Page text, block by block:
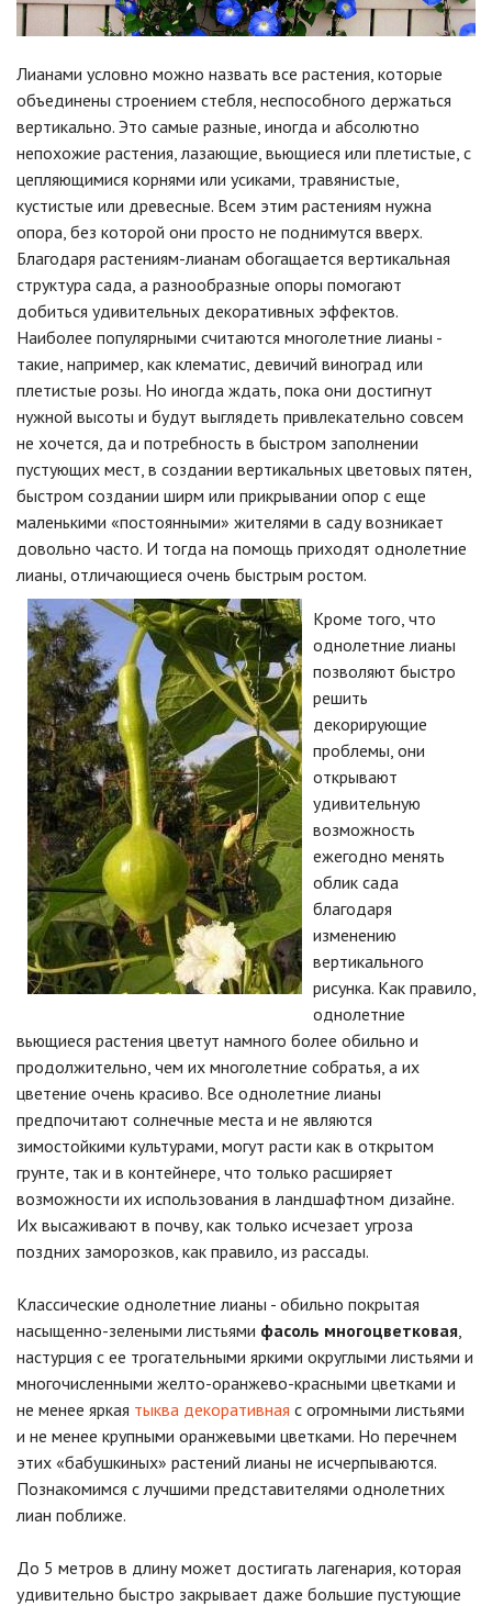
Лианами условно можно назвать все растения, которые
объединены строением стебля, неспособного держаться
вертикально. Это самые разные, иногда и абсолютно
непохожие растения, лазающие, вьющиеся или плетистые, с
цепляющимися корнями или усиками, травянистые,
кустистые или древесные. Всем этим растениям нужна
опора, без которой они просто не поднимутся вверх.
Благодаря растениям-лианам обогащается вертикальная
структура сада, а разнообразные опоры помогают
добиться удивительных декоративных эффектов.
Наиболее популярными считаются многолетние лианы -
такие, например, как клематис, девичий виноград или
плетистые розы. Но иногда ждать, пока они достигнут
нужной высоты и будут выглядеть привлекательно совсем
не хочется, да и потребность в быстром заполнении
пустующих мест, в создании вертикальных цветовых пятен,
быстром создании ширм или прикрывании опор с еще
маленькими «постоянными» жителями в саду возникает
довольно часто. И тогда на помощь приходят однолетние
лианы, отличающиеся очень быстрым ростом.
Кроме того, что
однолетние лианы
позволяют быстро
решить
декорирующие
проблемы, они
открывают
удивительную
возможность
ежегодно менять
облик сада
благодаря
изменению
вертикального
рисунка. Как правило,
однолетние
вьющиеся растения цветут намного более обильно и
продолжительно, чем их многолетние собратья, а их
цветение очень красиво. Все однолетние лианы
предпочитают солнечные места и не являются
зимостойкими культурами, могут расти как в открытом
грунте, так и в контейнере, что только расширяет
возможности их использования в ландшафтном дизайне.
Их высаживают в почву, как только исчезает угроза
поздних заморозков, как правило, из рассады.
Классические однолетние лианы - обильно покрытая
насыщенно-зелеными листьями фасоль многоцветковая
настурция с ее трогательными яркими округлыми листьями и
многочисленными желто-оранжево-красными цветками и
не менее яркая тыква декоративная с огромными листьями
и не менее крупными оранжевыми цветками. Но перечнем
этих «бабушкиных» растений лианы не исчерпываются.
Познакомимся с лучшими представителями однолетних
лиан поближе.
До 5 метров в длину может достигать лагенария, которая
удивительно быстро закрывает даже большие пустующие